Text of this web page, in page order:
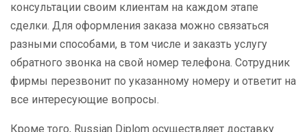
консультации своим клиентам на каждом этапе
сделки. Для оформления заказа можно связаться
разными способами, в том числе и заказть услугу
обратного звонка на свой номер телефона. Сотрудник
фирмы перезвонит по указанному номеру и ответит на
все интересующие вопросы.
Кроме того, Russian Diplom осуществляет доставку